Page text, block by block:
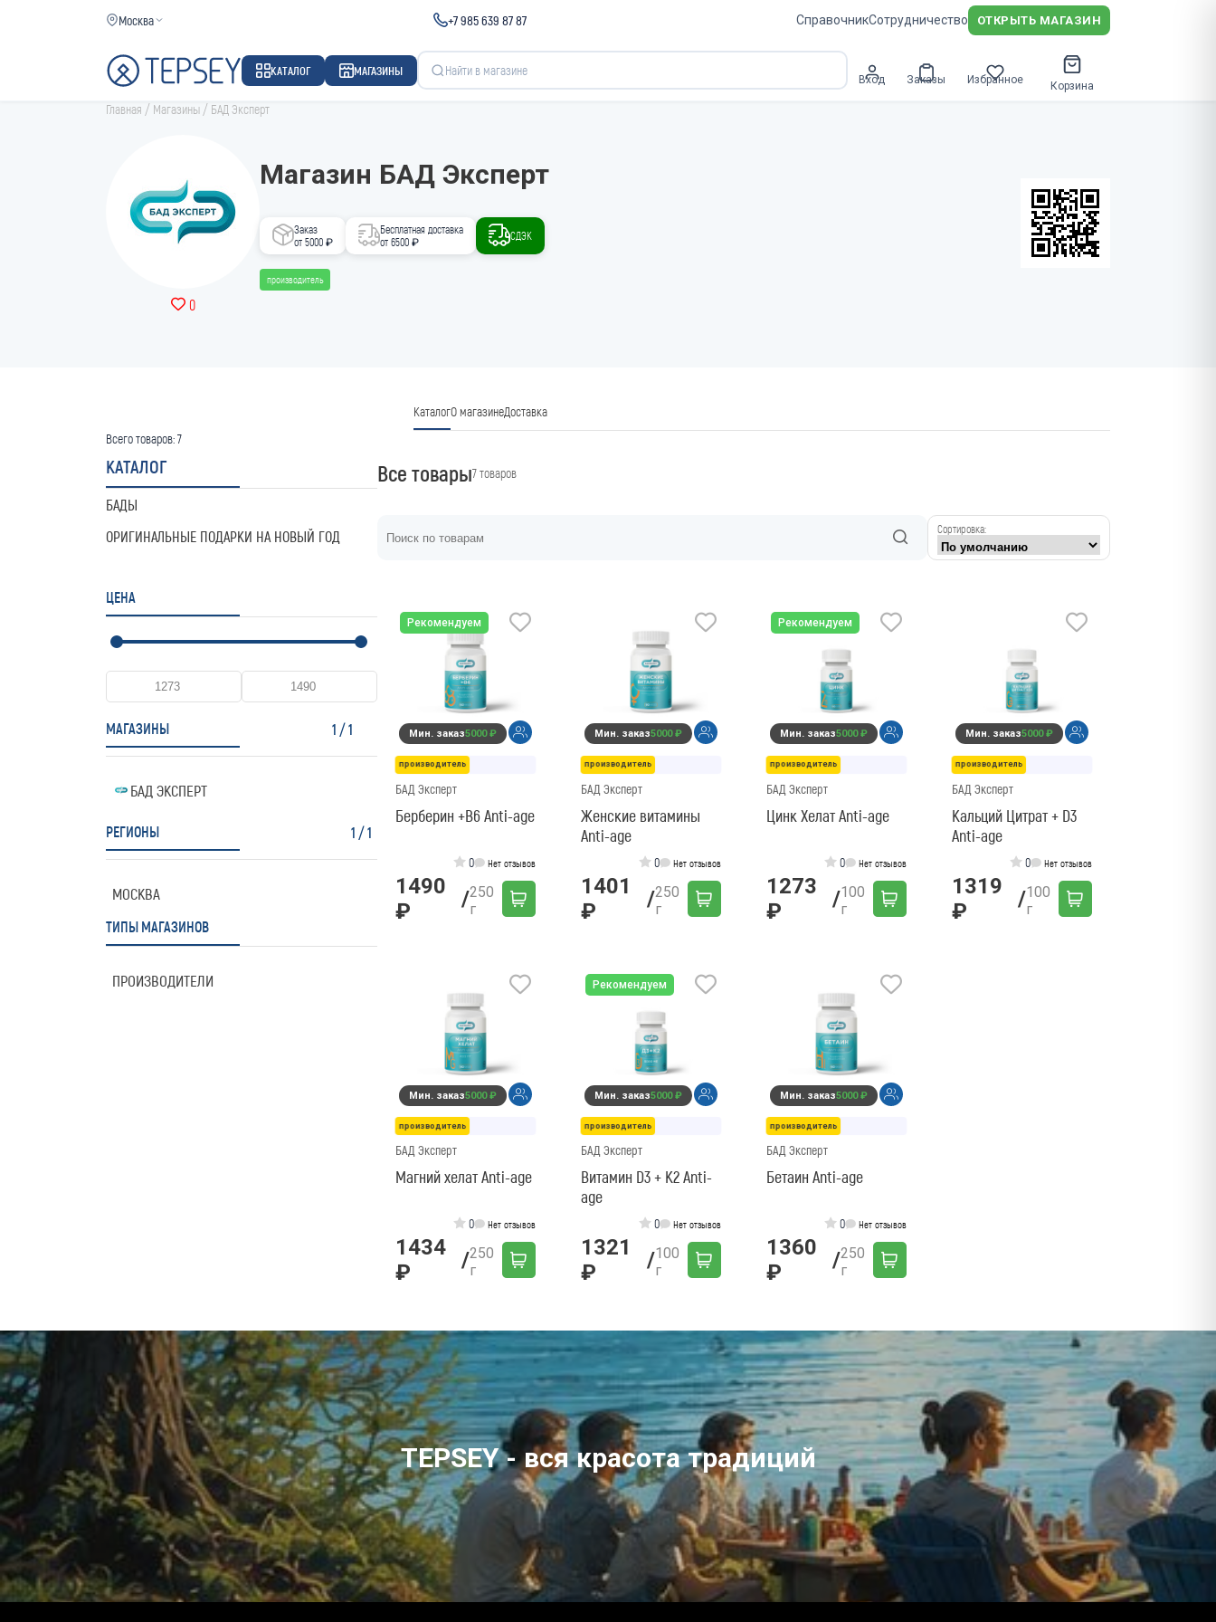
Москва +7 985 639 87 87 СправочникСотрудничество ОТКРЫТЬ МАГАЗИН
КАТАЛОГ МАГАЗИНЫ
Вход Заказы Избранное Корзина
Главная / Магазины / БАД Эксперт
0
Магазин БАД Эксперт
Заказ
от 5000 ₽
Бесплатная доставка
от 6500 ₽
СДЭК
производитель
КаталогО магазинеДоставка
Всего товаров:7
КАТАЛОГ
БАДЫ
ОРИГИНАЛЬНЫЕ ПОДАРКИ НА НОВЫЙ ГОД
ЦЕНА
МАГАЗИНЫ 1 /1
БАД ЭКСПЕРТ
РЕГИОНЫ 1 /1
МОСКВА
ТИПЫ МАГАЗИНОВ
ПРОИЗВОДИТЕЛИ
Все товары7 товаров
Сортировка:
Рекомендуем
Мин. заказ5000 ₽
производитель
БАД Эксперт
Берберин +B6 Anti-age
0 Нет отзывов
1490
₽
/250
г
Мин. заказ5000 ₽
производитель
БАД Эксперт
Женские витамины
Anti-age
0 Нет отзывов
1401
₽
/250
г
Рекомендуем
Мин. заказ5000 ₽
производитель
БАД Эксперт
Цинк Хелат Anti-age
0 Нет отзывов
1273
₽
/100
г
Мин. заказ5000 ₽
производитель
БАД Эксперт
Кальций Цитрат + D3
Anti-age
0 Нет отзывов
1319
₽
/100
г
Мин. заказ5000 ₽
производитель
БАД Эксперт
Магний хелат Anti-age
0 Нет отзывов
1434
₽
/250
г
Рекомендуем
Мин. заказ5000 ₽
производитель
БАД Эксперт
Витамин D3 + K2 Anti-
age
0 Нет отзывов
1321
₽
/100
г
Мин. заказ5000 ₽
производитель
БАД Эксперт
Бетаин Anti-age
0 Нет отзывов
1360
₽
/250
г
TEPSEY - вся красота традиций